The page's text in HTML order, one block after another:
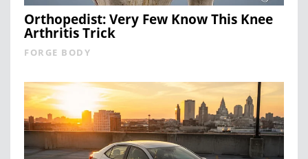
Orthopedist: Very Few Know This Knee
Arthritis Trick
FORGE BODY